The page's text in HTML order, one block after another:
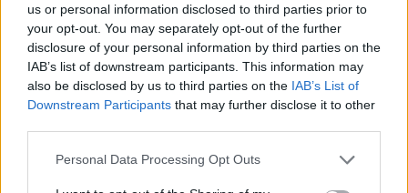
us or personal information disclosed to third parties prior to
your opt-out. You may separately opt-out of the further
disclosure of your personal information by third parties on the
IAB’s list of downstream participants. This information may
also be disclosed by us to third parties on the IAB’s List of
Downstream Participants that may further disclose it to other
Please note that this website/app uses one or more Google
Personal Data Processing Opt Outs